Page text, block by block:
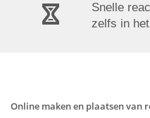
Snelle
zelfs in
Online maken en plaatsen van